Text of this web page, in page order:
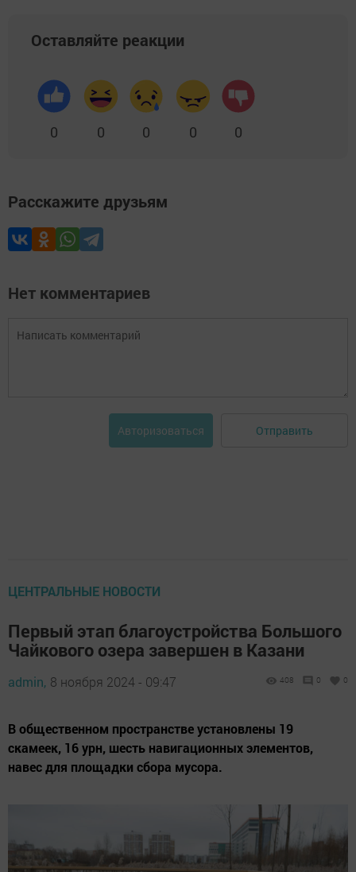
Оставляйте реакции
0 0 0 0 0
Расскажите друзьям
Нет комментариев
Авторизоваться Отправить
ЦЕНТРАЛЬНЫЕ НОВОСТИ
Первый этап благоустройства Большого
Чайкового озера завершен в Казани
admin, 8 ноября 2024 - 09:47 408 0 0
В общественном пространстве установлены 19
скамеек, 16 урн, шесть навигационных элементов,
навес для площадки сбора мусора.